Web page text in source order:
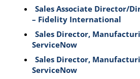
Sales Associate Director/
– Fidelity International
Sales Director,
ServiceNow
Sales Director,
ServiceNow